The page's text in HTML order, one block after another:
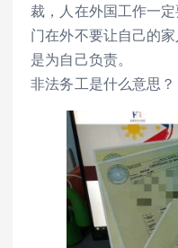
裁，人在外国工作一
门在外不要让自己的
是为自己负责。
非法务工是什么意思？